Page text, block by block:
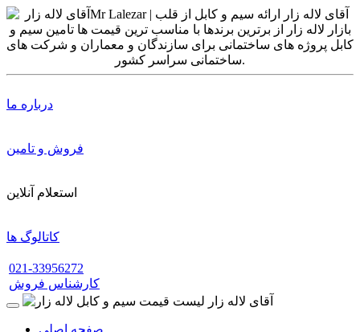
درباره ما
فروش و تامین
استعلام آنلاین
کاتالوگ ها
021-33956272
کارشناس فروش
صفحه اصلی